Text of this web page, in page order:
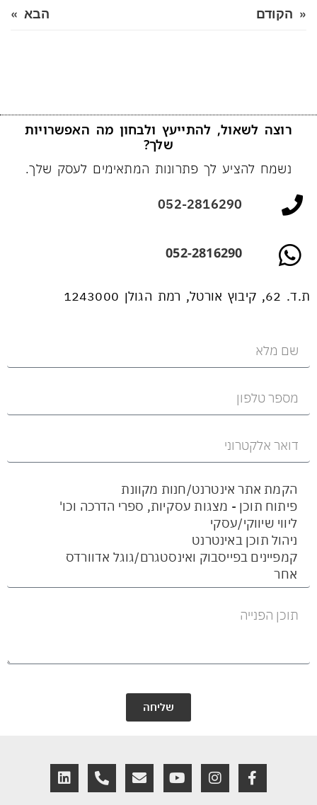
« הקודם הבא »
רוצה לשאול, להתייעץ ולבחון מה האפשרויות
שלך?
נשמח להציע לך פתרונות המתאימים לעסק שלך.
052-2816290
052-2816290
ת.ד. 62, קיבוץ אורטל, רמת הגולן 1243000
שליחה